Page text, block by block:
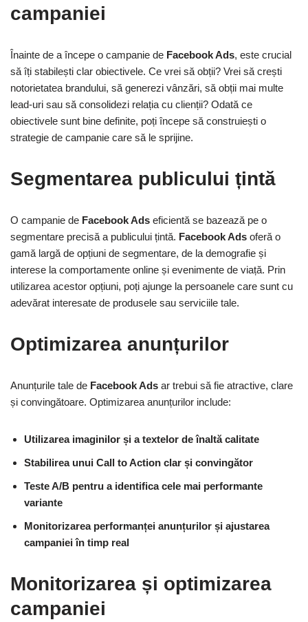
campaniei
Înainte de a începe o campanie de Facebook Ads, este crucial
să îți stabilești clar obiectivele. Ce vrei să obții? Vrei să crești
notorietatea brandului, să generezi vânzări, să obții mai multe
lead-uri sau să consolidezi relația cu clienții? Odată ce
obiectivele sunt bine definite, poți începe să construiești o
strategie de campanie care să le sprijine.
Segmentarea publicului țintă
O campanie de Facebook Ads eficientă se bazează pe o
segmentare precisă a publicului țintă. Facebook Ads oferă o
gamă largă de opțiuni de segmentare, de la demografie și
interese la comportamente online și evenimente de viață. Prin
utilizarea acestor opțiuni, poți ajunge la persoanele care sunt cu
adevărat interesate de produsele sau serviciile tale.
Optimizarea anunțurilor
Anunțurile tale de Facebook Ads ar trebui să fie atractive, clare
și convingătoare. Optimizarea anunțurilor include:
Utilizarea imaginilor și a textelor de înaltă calitate
Stabilirea unui Call to Action clar și convingător
Teste A/B pentru a identifica cele mai performante
variante
Monitorizarea performanței anunțurilor și ajustarea
campaniei în timp real
Monitorizarea și optimizarea
campaniei